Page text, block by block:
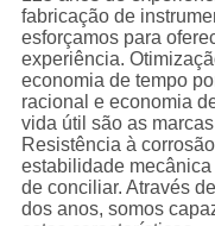
fabricação de
esforçamos para
experiência.
economia de tempo
racional e economia
vida útil são as
Resistência à
estabilidade
de conciliar. Através
dos anos, somos